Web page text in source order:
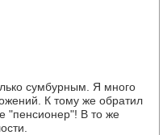
сумбурным. Я много
К тому же обратил
"пенсионер"! В то же